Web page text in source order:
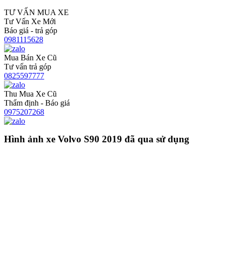
TƯ VẤN MUA XE
Tư Vấn Xe Mới
Báo giá - trả góp
0981115628
Mua Bán Xe Cũ
Tư vấn trả góp
0825597777
Thu Mua Xe Cũ
Thẩm định - Báo giá
0975207268
Hình ảnh xe Volvo S90 2019 đã qua sử dụng